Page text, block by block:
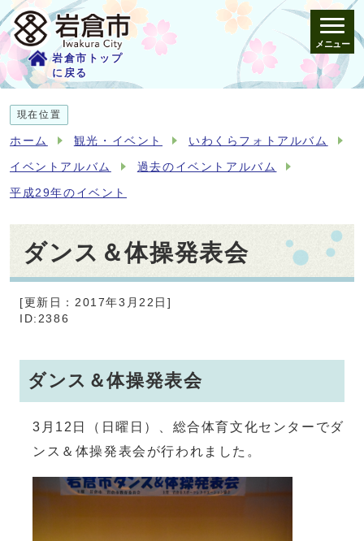
岩倉市トップ
に戻る
メニュー
現在位置
ホーム 観光・イベント いわくらフォトアルバム
イベントアルバム 過去のイベントアルバム
平成29年のイベント
ダンス＆体操発表会
[更新日：2017年3月22日]
ID:2386
ダンス＆体操発表会
3月12日（日曜日）、総合体育文化センターでダ
ンス＆体操発表会が行われました。